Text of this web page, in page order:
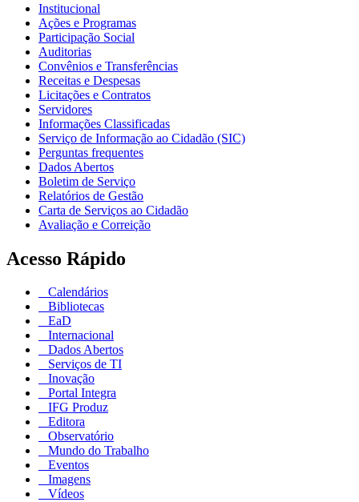
Institucional
Ações e Programas
Participação Social
Auditorias
Convênios e Transferências
Receitas e Despesas
Licitações e Contratos
Servidores
Informações Classificadas
Serviço de Informação ao Cidadão (SIC)
Perguntas frequentes
Dados Abertos
Boletim de Serviço
Relatórios de Gestão
Carta de Serviços ao Cidadão
Avaliação e Correição
Acesso Rápido
Calendários
Bibliotecas
EaD
Internacional
Dados Abertos
Serviços de TI
Inovação
Portal Integra
IFG Produz
Editora
Observatório
Mundo do Trabalho
Eventos
Imagens
Vídeos